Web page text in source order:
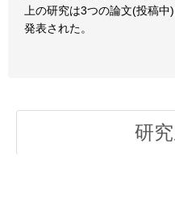
上の研究は3つの論文(投稿
発表された。
研